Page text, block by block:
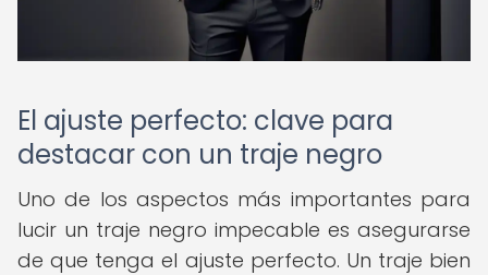
El ajuste perfecto: clave para
destacar con un traje negro
Uno de los aspectos más importantes para
lucir un traje negro impecable es asegurarse
de que tenga el ajuste perfecto. Un traje bien